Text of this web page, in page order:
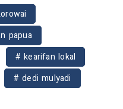
papua
# kearifan lokal
# dedi mulyadi